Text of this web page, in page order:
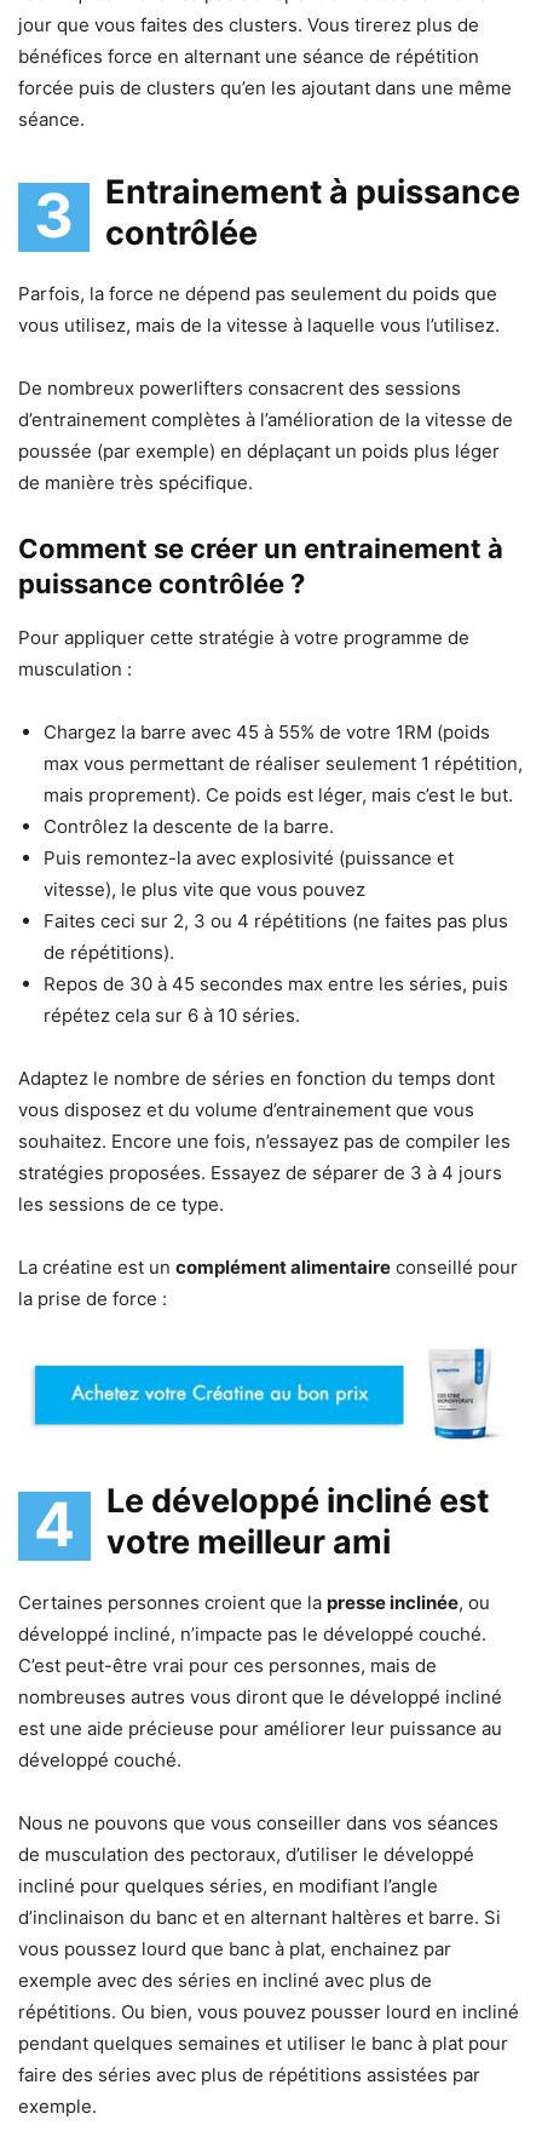
jour que vous faites des clusters. Vous tirerez plus de
bénéfices force en alternant une séance de répétition
forcée puis de clusters qu’en les ajoutant dans une même
séance.
3
Entrainement à puissance
contrôlée
Parfois, la force ne dépend pas seulement du poids que
vous utilisez, mais de la vitesse à laquelle vous l’utilisez.
De nombreux powerlifters consacrent des sessions
d’entrainement complètes à l’amélioration de la vitesse de
poussée (par exemple) en déplaçant un poids plus léger
de manière très spécifique.
Comment se créer un entrainement à
puissance contrôlée ?
Pour appliquer cette stratégie à votre programme de
musculation :
Chargez la barre avec 45 à 55% de votre 1RM (poids
max vous permettant de réaliser seulement 1 répétition,
mais proprement). Ce poids est léger, mais c’est le but.
Contrôlez la descente de la barre.
Puis remontez-la avec explosivité (puissance et
vitesse), le plus vite que vous pouvez
Faites ceci sur 2, 3 ou 4 répétitions (ne faites pas plus
de répétitions).
Repos de 30 à 45 secondes max entre les séries, puis
répétez cela sur 6 à 10 séries.
Adaptez le nombre de séries en fonction du temps dont
vous disposez et du volume d’entrainement que vous
souhaitez. Encore une fois, n’essayez pas de compiler les
stratégies proposées. Essayez de séparer de 3 à 4 jours
les sessions de ce type.
La créatine est un complément alimentaire conseillé pour
la prise de force :
4
Le développé incliné est
votre meilleur ami
Certaines personnes croient que la presse inclinée, ou
développé incliné, n’impacte pas le développé couché.
C’est peut-être vrai pour ces personnes, mais de
nombreuses autres vous diront que le développé incliné
est une aide précieuse pour améliorer leur puissance au
développé couché.
Nous ne pouvons que vous conseiller dans vos séances
de musculation des pectoraux, d’utiliser le développé
incliné pour quelques séries, en modifiant l’angle
d’inclinaison du banc et en alternant haltères et barre. Si
vous poussez lourd que banc à plat, enchainez par
exemple avec des séries en incliné avec plus de
répétitions. Ou bien, vous pouvez pousser lourd en incliné
pendant quelques semaines et utiliser le banc à plat pour
faire des séries avec plus de répétitions assistées par
exemple.